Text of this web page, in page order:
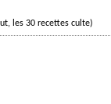
les 30 recettes culte)